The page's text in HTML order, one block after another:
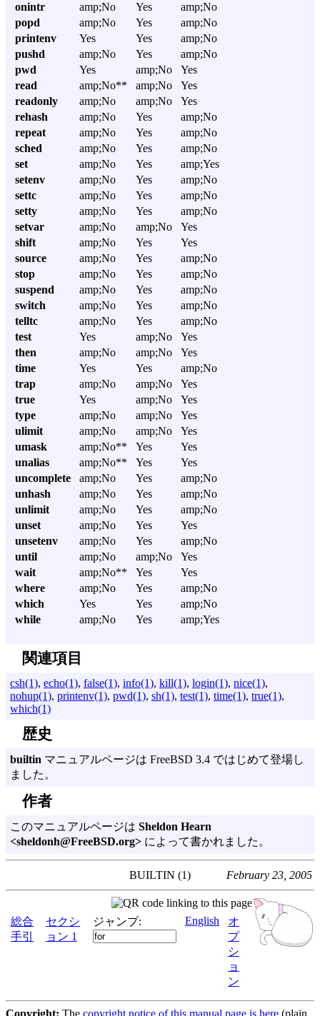
onintr
amp;No Yes
amp;No
popd
amp;No Yes
amp;No
printenv
Yes Yes
amp;No
pushd
amp;No Yes
amp;No
pwd
Yes amp;No
Yes
read
amp;No** amp;No
Yes
readonly
amp;No amp;No
Yes
rehash
amp;No Yes
amp;No
repeat
amp;No Yes
amp;No
sched
amp;No Yes
amp;No
set
amp;No Yes
amp;Yes
setenv
amp;No Yes
amp;No
settc
amp;No Yes
amp;No
setty
amp;No Yes
amp;No
setvar
amp;No amp;No
Yes
shift
amp;No Yes
Yes
source
amp;No Yes
amp;No
stop
amp;No Yes
amp;No
suspend
amp;No Yes
amp;No
switch
amp;No Yes
amp;No
telltc
amp;No Yes
amp;No
test
Yes amp;No
Yes
then
amp;No amp;No
Yes
time
Yes Yes
amp;No
trap
amp;No amp;No
Yes
true
Yes amp;No
Yes
type
amp;No amp;No
Yes
ulimit
amp;No amp;No
Yes
umask
amp;No** Yes
Yes
unalias
amp;No** Yes
Yes
uncomplete
amp;No Yes
amp;No
unhash
amp;No Yes
amp;No
unlimit
amp;No Yes
amp;No
unset
amp;No Yes
Yes
unsetenv
amp;No Yes
amp;No
until
amp;No amp;No
Yes
wait
amp;No** Yes
Yes
where
amp;No Yes
amp;No
which
Yes Yes
amp;No
while
amp;No Yes amp;Yes
関連項目
csh(1), echo(1), false(1), info(1), kill(1), login(1), nice(1),
nohup(1), printenv(1), pwd(1), sh(1), test(1), time(1), true(1),
which(1)
歴史
builtin マニュアルページは FreeBSD 3.4 ではじめて登場し
ました。
作者
このマニュアルページは Sheldon Hearn
<sheldonh@FreeBSD.org> によって書かれました。
BUILTIN (1) February 23, 2005
総合
手引
セクシ
ョン 1
ジャンプ: English
オ
プ
シ
ョ
ン
Copyright: The copyright notice of this manual page is here (plain